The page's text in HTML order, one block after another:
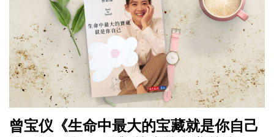
曾宝仪《生命中最大的宝藏就是你自己